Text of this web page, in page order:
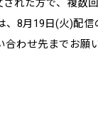
れた方で、複数
8月19日(火)配信
わせ先までお願